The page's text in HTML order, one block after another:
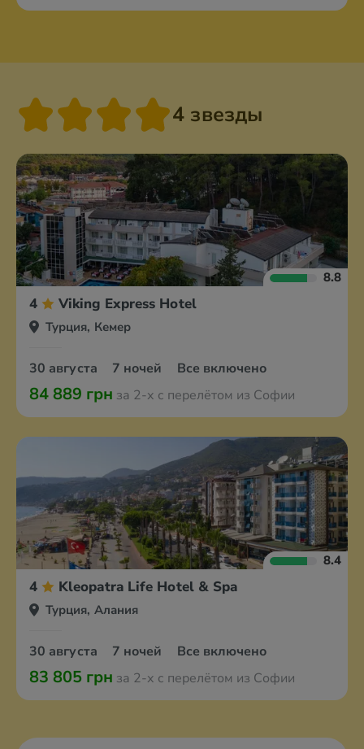
4 звезды
8.8
4 Viking Express Hotel
Турция, Кемер
30 августа 7 ночей Все включено
84 889 грн за 2-х с перелётом из Софии
8.4
4 Kleopatra Life Hotel & Spa
Турция, Алания
30 августа 7 ночей Все включено
83 805 грн за 2-х с перелётом из Софии